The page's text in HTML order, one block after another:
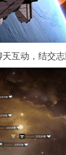
互动，结交志